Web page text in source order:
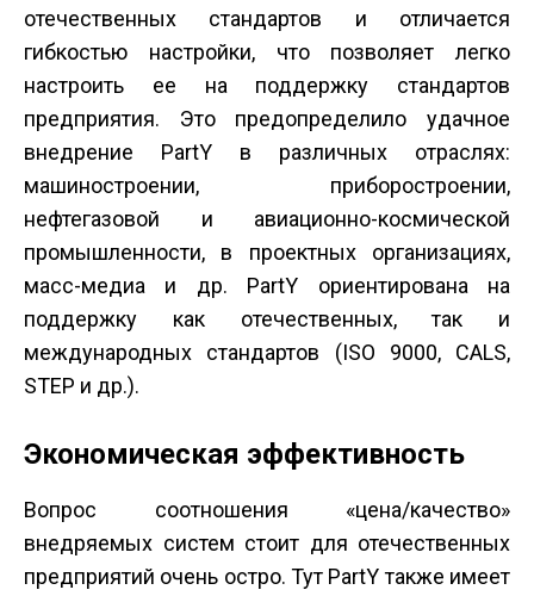
отечественных стандартов и отличается
гибкостью настройки, что позволяет легко
настроить ее на поддержку стандартов
предприятия. Это предопределило удачное
внедрение PartY в различных отраслях:
машиностроении, приборостроении,
нефтегазовой и авиационно-космической
промышленности, в проектных организациях,
масс-медиа и др. PartY ориентирована на
поддержку как отечественных, так и
международных стандартов (ISO 9000, CALS,
STEP и др.).
Экономическая эффективность
Вопрос соотношения «цена/качество»
внедряемых систем стоит для отечественных
предприятий очень остро. Тут PartY также имеет